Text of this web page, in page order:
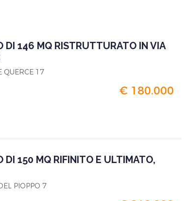
DI 146 MQ RISTRUTTURATO IN VIA
QUERCE 17
€ 180.000
DI 150 MQ RIFINITO E ULTIMATO,
PIOPPO 7